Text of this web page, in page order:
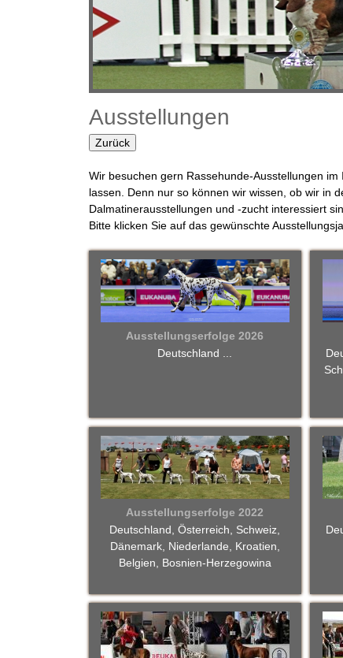
n
e
r
Z
u
c
h
o
u
o
r
g
Ausstellungen
Zurück
Wir besuchen gern Rassehunde-Ausstellungen
lassen. Denn nur so können wir wissen, ob wir in
Dalmatinerausstellungen und -zucht interessiert
Bitte klicken Sie auf das gewünschte
Ausstellungserfolge 2026
Deutschland ...
Ausstellungserfolge 2022
Deutschland, Österreich, Schweiz,
Dänemark, Niederlande, Kroatien,
Belgien, Bosnien-Herzegowina